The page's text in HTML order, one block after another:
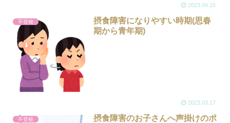
2023.04.15
不登校
摂食障害になりやすい時期(思春
期から青年期)
2023.03.17
不登校
摂食障害のお子さんへ声掛けのポ